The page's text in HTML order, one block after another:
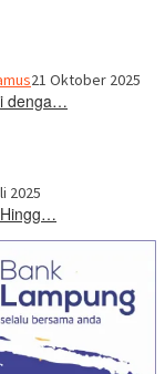
21 Oktober 2025
denga…
2025
Hingg…